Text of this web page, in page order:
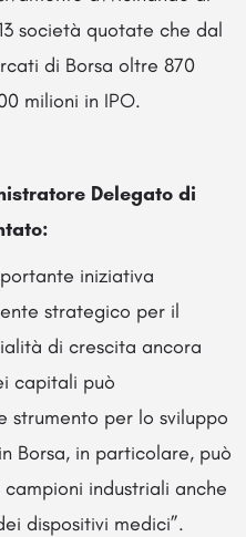
società quotate che dal
di Borsa oltre 870
milioni in IPO.
Delegato di
iniziativa
strategico per il
di crescita ancora
capitali può
strumento per lo sviluppo
Borsa, in particolare, può
industriali anche
dispositivi medici”.